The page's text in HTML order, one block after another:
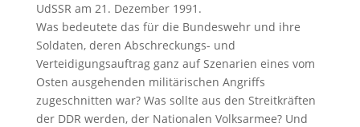
UdSSR am 21. Dezember 1991.
Was bedeutete das für die Bundeswehr und ihre
Soldaten, deren Abschreckungs- und
Verteidigungsauftrag ganz auf Szenarien eines vom
Osten ausgehenden militärischen Angriffs
zugeschnitten war? Was sollte aus den Streitkräften
der DDR werden, der Nationalen Volksarmee? Und